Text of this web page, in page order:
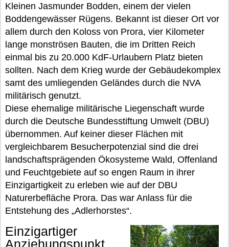
Kleinen Jasmunder Bodden, einem der vielen
Boddengewässer Rügens. Bekannt ist dieser Ort vor
allem durch den Koloss von Prora, vier Kilometer
lange monströsen Bauten, die im Dritten Reich
einmal bis zu 20.000 KdF-Urlaubern Platz bieten
sollten. Nach dem Krieg wurde der Gebäudekomplex
samt des umliegenden Geländes durch die NVA
militärisch genutzt.
Diese ehemalige militärische Liegenschaft wurde
durch die Deutsche Bundesstiftung Umwelt (DBU)
übernommen. Auf keiner dieser Flächen mit
vergleichbarem Besucherpotenzial sind die drei
landschaftsprägenden Ökosysteme Wald, Offenland
und Feuchtgebiete auf so engen Raum in ihrer
Einzigartigkeit zu erleben wie auf der DBU
Naturerbefläche Prora. Das war Anlass für die
Entstehung des „Adlerhorstes“.
Einzigartiger
Anziehungspunkt